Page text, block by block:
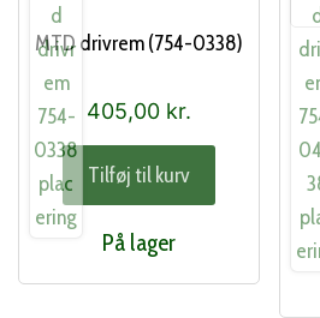
MTD drivrem (754-0338)
405,00 kr.
Tilføj til kurv
På lager